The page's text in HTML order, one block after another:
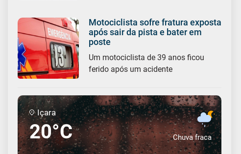
Motociclista sofre fratura exposta
após sair da pista e bater em
poste
Um motociclista de 39 anos ficou
ferido após um acidente
Içara
20°C Chuva fraca